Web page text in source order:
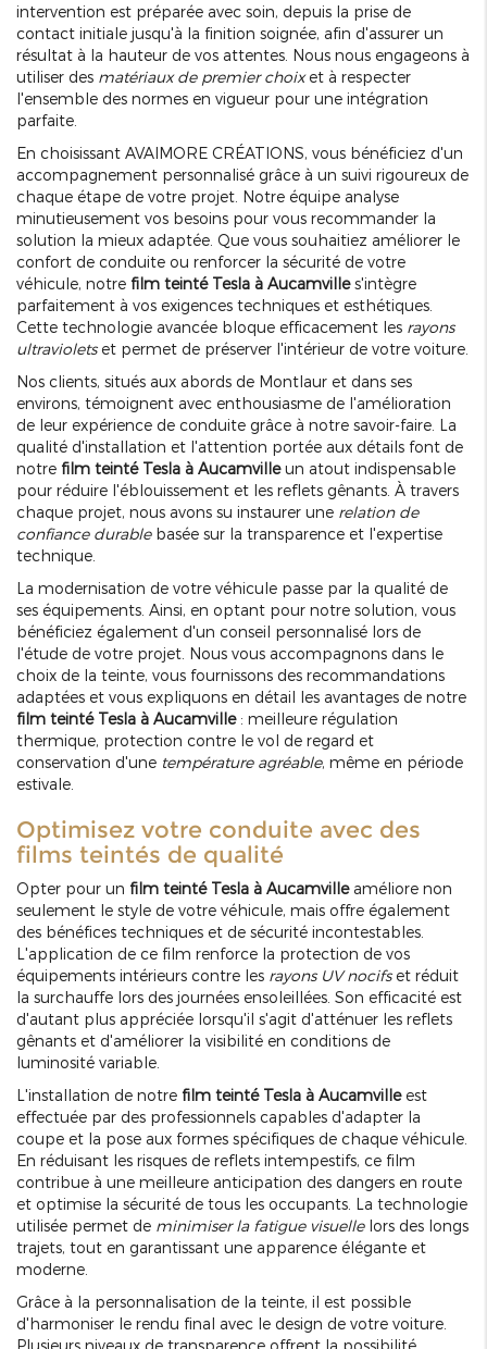
intervention est préparée avec soin, depuis la prise de
contact initiale jusqu'à la finition soignée, afin d'assurer un
résultat à la hauteur de vos attentes. Nous nous engageons à
utiliser des matériaux de premier choixet à respecter
l'ensemble des normes en vigueur pour une intégration
parfaite.
En choisissant AVAIMORE CRÉATIONS, vous bénéficiez d'un
accompagnement personnalisé grâce à un suivi rigoureux de
chaque étape de votre projet. Notre équipe analyse
minutieusement vos besoins pour vous recommander la
solution la mieux adaptée. Que vous souhaitiez améliorer le
confort de conduite ou renforcer la sécurité de votre
véhicule, notre film teinté Tesla à Aucamvilles'intègre
parfaitement à vos exigences techniques et esthétiques.
Cette technologie avancée bloque efficacement les rayons
ultravioletset permet de préserver l'intérieur de votre voiture.
Nos clients, situés aux abords de Montlaur et dans ses
environs, témoignent avec enthousiasme de l'amélioration
de leur expérience de conduite grâce à notre savoir-faire. La
qualité d'installation et l'attention portée aux détails font de
notre film teinté Tesla à Aucamvilleun atout indispensable
pour réduire l'éblouissement et les reflets gênants. À travers
chaque projet, nous avons su instaurer une relation de
confiance durablebasée sur la transparence et l'expertise
technique.
La modernisation de votre véhicule passe par la qualité de
ses équipements. Ainsi, en optant pour notre solution, vous
bénéficiez également d'un conseil personnalisé lors de
l'étude de votre projet. Nous vous accompagnons dans le
choix de la teinte, vous fournissons des recommandations
adaptées et vous expliquons en détail les avantages de notre
film teinté Tesla à Aucamville: meilleure régulation
thermique, protection contre le vol de regard et
conservation d'une température agréable, même en période
estivale.
Optimisez votre conduite avec des
films teintés de qualité
Opter pour un film teinté Tesla à Aucamvilleaméliore non
seulement le style de votre véhicule, mais offre également
des bénéfices techniques et de sécurité incontestables.
L'application de ce film renforce la protection de vos
équipements intérieurs contre les rayons UV nocifset réduit
la surchauffe lors des journées ensoleillées. Son efficacité est
d'autant plus appréciée lorsqu'il s'agit d'atténuer les reflets
gênants et d'améliorer la visibilité en conditions de
luminosité variable.
L'installation de notre film teinté Tesla à Aucamvilleest
effectuée par des professionnels capables d'adapter la
coupe et la pose aux formes spécifiques de chaque véhicule.
En réduisant les risques de reflets intempestifs, ce film
contribue à une meilleure anticipation des dangers en route
et optimise la sécurité de tous les occupants. La technologie
utilisée permet de minimiser la fatigue visuellelors des longs
trajets, tout en garantissant une apparence élégante et
moderne.
Grâce à la personnalisation de la teinte, il est possible
d'harmoniser le rendu final avec le design de votre voiture.
Plusieurs niveaux de transparence offrent la possibilité